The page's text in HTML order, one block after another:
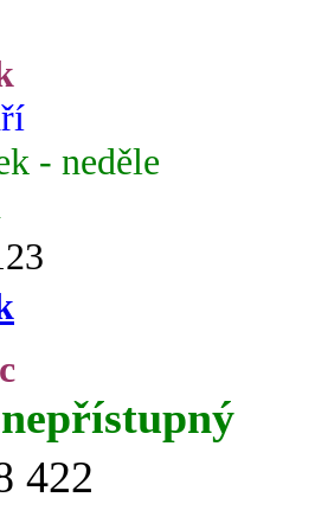
- neděle
422